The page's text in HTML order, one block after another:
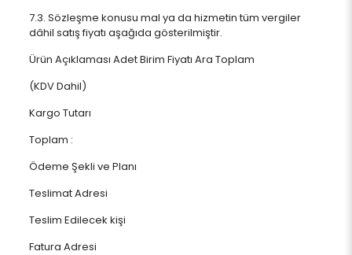
7.3. Sözleşme konusu mal ya da hizmetin tüm vergiler
dâhil satış fiyatı aşağıda gösterilmiştir.
Ürün Açıklaması Adet Birim Fiyatı Ara Toplam
(KDV Dahil)
Kargo Tutarı
Toplam :
Ödeme Şekli ve Planı
Teslimat Adresi
Teslim Edilecek kişi
Fatura Adresi